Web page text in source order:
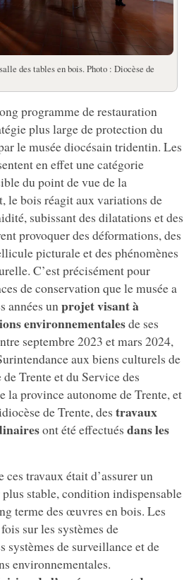
des tables en bois. Photo : Diocèse de
programme de restauration
plus large de protection du
le musée diocésain tridentin. Les
en effet une catégorie
du point de vue de la
le bois réagit aux variations de
subissant des dilatations et des
provoquer des déformations, des
picturale et des phénomènes
C’est précisément pour
de conservation que le musée a
années unprojet visant à
environnementalesde ses
septembre 2023 et mars 2024,
aux biens culturels de
Trente et du Service des
la province autonome de Trente, et
de Trente, des travaux
ont été effectués dans les
travaux était d’assurer un
stable, condition indispensable
terme des œuvres en bois. Les
sur les systèmes de
systèmes de surveillance et de
environnementales.